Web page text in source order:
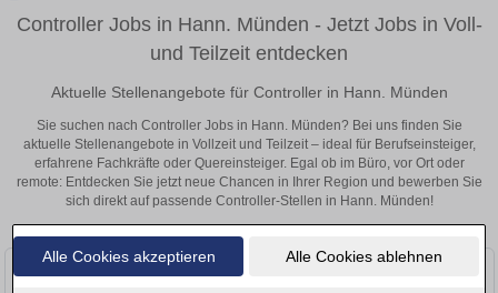
Alle Cookies akzeptieren Alle Cookies ablehnen
Controller Jobs in Hann. Münden - Jetzt Jobs in Voll-
und Teilzeit entdecken
Aktuelle Stellenangebote für Controller in Hann. Münden
Sie suchen nach Controller Jobs in Hann. Münden? Bei uns finden Sie
aktuelle Stellenangebote in Vollzeit und Teilzeit – ideal für Berufseinsteiger,
erfahrene Fachkräfte oder Quereinsteiger. Egal ob im Büro, vor Ort oder
remote: Entdecken Sie jetzt neue Chancen in Ihrer Region und bewerben Sie
sich direkt auf passende Controller-Stellen in Hann. Münden!